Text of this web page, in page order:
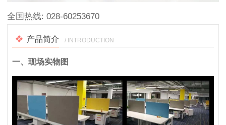
全国热线: 028-60253670
产品简介 / INTRODUCTION
一、现场实物图